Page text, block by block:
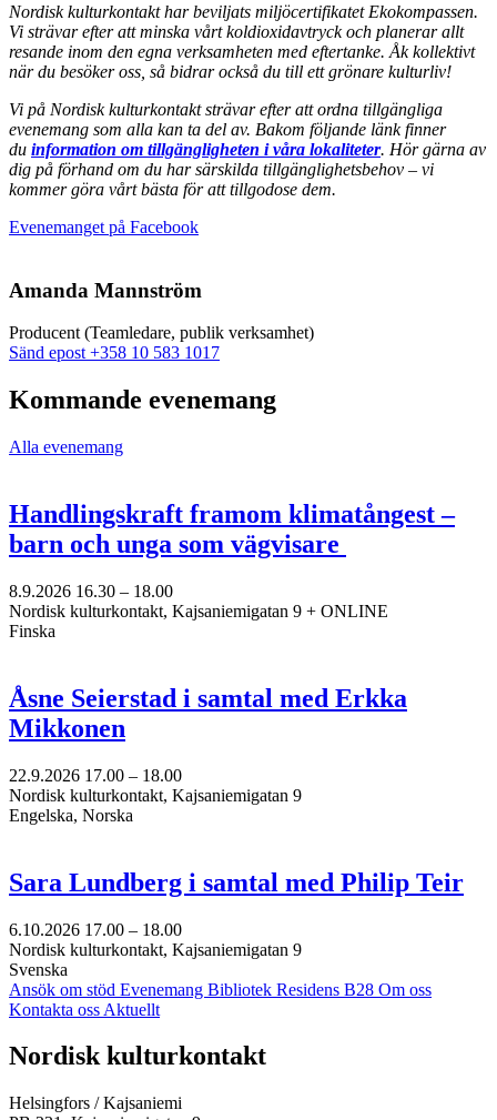
Nordisk kulturkontakt har beviljats miljöcertifikatet Ekokompassen.
Vi strävar efter att minska vårt koldioxidavtryck och planerar allt
resande inom den egna verksamheten med eftertanke. Åk kollektivt
när du besöker oss, så bidrar också du till ett grönare kulturliv!
Vi på Nordisk kulturkontakt strävar efter att ordna tillgängliga
evenemang som alla kan ta del av. Bakom följande länk finner
du information om tillgängligheten i våra lokaliteter. Hör gärna av
dig på förhand om du har särskilda tillgänglighetsbehov – vi
kommer göra vårt bästa för att tillgodose dem.
Evenemanget på FacebookÖppnas
ny
Amanda Mannström
Producent (Teamledare, publik verksamhet)
Sänd epost Sänd
amanda.mannstrom@nkk.org
+358 10 583 1017
Kommande evenemang
Alla evenemang
Handlingskraft framom klimatångest –
barn och unga som vägvisare
8.9.2026 16.30 – 18.00
Nordisk kulturkontakt, Kajsaniemigatan 9 + ONLINE
Finska
Åsne Seierstad i samtal med Erkka
Mikkonen
22.9.2026 17.00 – 18.00
Nordisk kulturkontakt, Kajsaniemigatan 9
Engelska, Norska
Sara Lundberg i samtal med Philip Teir
6.10.2026 17.00 – 18.00
Nordisk kulturkontakt, Kajsaniemigatan 9
Svenska
Ansök om stöd Evenemang Bibliotek Residens B28 Om oss
Kontakta oss Aktuellt
Facebook:
Öppnas
en
Instagram:
Öppnas
en
TikTok:
Öppnas
en
Youtube:
Öppnas
en
Vimeo:
Öppnas
en
Nordisk kulturkontakt
Helsingfors / Kajsaniemi